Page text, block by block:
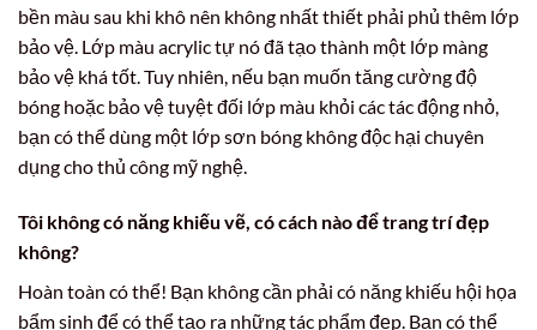
bền màu sau khi khô nên không nhất thiết phải phủ thêm lớp
bảo vệ. Lớp màu acrylic tự nó đã tạo thành một lớp màng
bảo vệ khá tốt. Tuy nhiên, nếu bạn muốn tăng cường độ
bóng hoặc bảo vệ tuyệt đối lớp màu khỏi các tác động nhỏ,
bạn có thể dùng một lớp sơn bóng không độc hại chuyên
dụng cho thủ công mỹ nghệ.
Tôi không có năng khiếu vẽ, có cách nào để trang trí đẹp
không?
Hoàn toàn có thể! Bạn không cần phải có năng khiếu hội họa
bẩm sinh để có thể tạo ra những tác phẩm đẹp. Bạn có thể